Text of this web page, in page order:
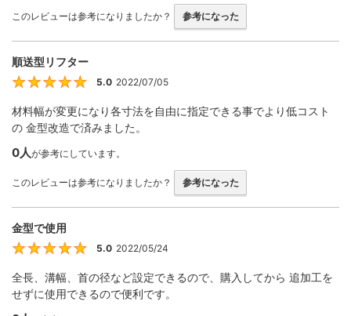
このレビューは参考になりましたか？ 参考になった
順送型リフター
5
5.0 2022/07/05
材料幅が変更になり各寸法を自由に指定できる事でより低コスト
の 金型改造で済みました。
0人が参考にしています。
このレビューは参考になりましたか？ 参考になった
金型で使用
5
5.0 2022/05/24
全長、溝幅、首の径など設定できるので、購入してから 追加工を
せずに使用できるので便利です。